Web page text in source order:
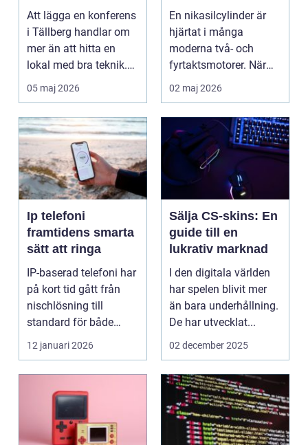
Att lägga en konferens
i Tällberg handlar om
mer än att hitta en
lokal med bra teknik.
Den lilla byn...
05 maj 2026
motorcykel och
snöskoter
En nikasilcylinder är
hjärtat i många
moderna två- och
fyrtaktsmotorer. När
den fungerar som den
02 maj 2026
Ip telefoni
framtidens smarta
sätt att ringa
IP-baserad telefoni har
på kort tid gått från
nischlösning till
standard för både
företag och privat...
12 januari 2026
Sälja CS-skins: En
guide till en
lukrativ marknad
I den digitala världen
har spelen blivit mer
än bara underhållning.
De har utvecklat...
02 december 2025